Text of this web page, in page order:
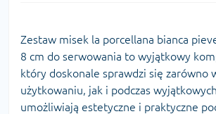
Zestaw misek la porcellana bianca
8 cm do serwowania to wyjątkowy
który doskonale sprawdzi się zarówno
użytkowaniu, jak i podczas
umożliwiają estetyczne i praktyczne